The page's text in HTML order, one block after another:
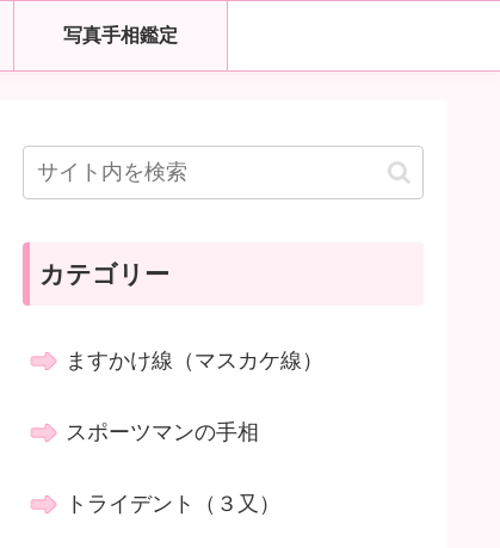
写真手相鑑定
カテゴリー
ますかけ線（マスカケ線）
スポーツマンの手相
トライデント（３又）